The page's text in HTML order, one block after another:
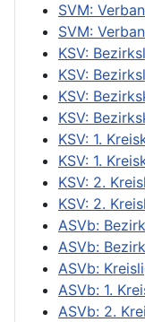
SVM:
SVM:
KSV:
KSV:
KSV:
KSV:
KSV: 1.
KSV: 1.
KSV: 2.
KSV: 2.
ASVb:
ASVb:
ASVb:
ASVb: 1.
ASVb: 2.